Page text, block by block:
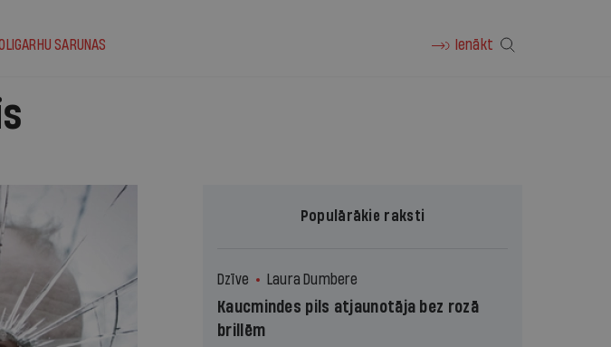
SARUNAS Ienākt
Populārākie raksti
Dzīve Laura Dumbere
Kaucmindes pils atjaunotāja bez rozā
brillēm